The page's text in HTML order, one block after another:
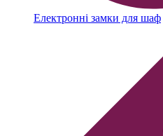
Електронні замки для шаф